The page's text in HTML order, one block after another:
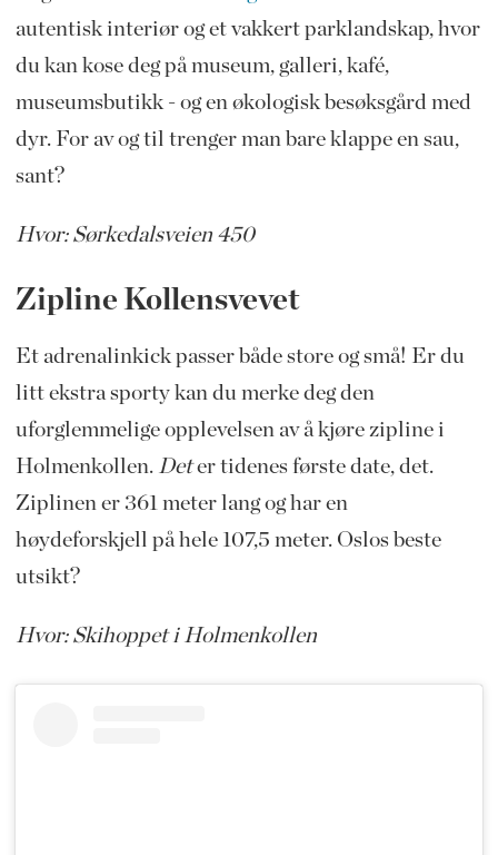
autentisk interiør og et vakkert parklandskap, hvor
du kan kose deg på museum, galleri, kafé,
museumsbutikk - og en økologisk besøksgård med
dyr. For av og til trenger man bare klappe en sau,
sant?
Hvor: Sørkedalsveien 450
Zipline Kollensvevet
Et adrenalinkick passer både store og små! Er du
litt ekstra sporty kan du merke deg den
uforglemmelige opplevelsen av å kjøre zipline i
Holmenkollen.Deter tidenes første date, det.
Ziplinen er 361 meter lang og har en
høydeforskjell på hele 107,5 meter. Oslos beste
utsikt?
Hvor: Skihoppet i Holmenkollen